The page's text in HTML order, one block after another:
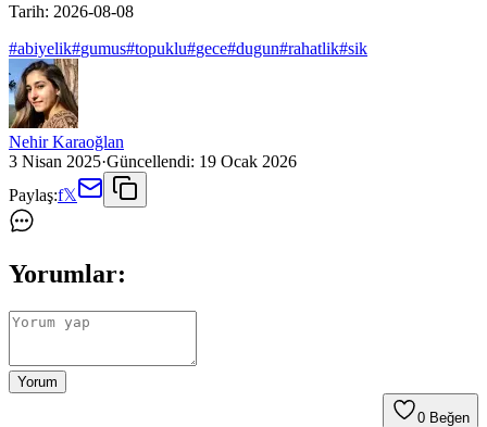
Tarih: 2026-08-08
#abiyelik#gumus#topuklu#gece#dugun#rahatlik#sik
Nehir Karaoğlan
3 Nisan 2025·Güncellendi: 19 Ocak 2026
Paylaş:f𝕏
Yorumlar:
Yorum
0 Beğen